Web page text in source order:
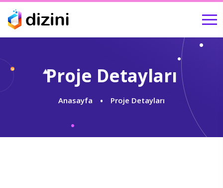
Proje Detayları
Anasayfa Proje Detayları